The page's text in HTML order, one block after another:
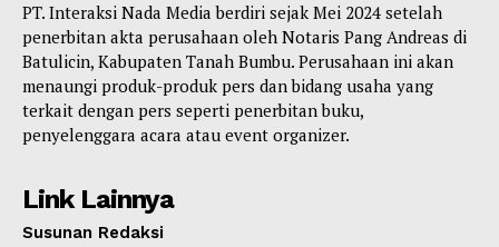
PT. Interaksi Nada Media berdiri sejak Mei 2024 setelah
penerbitan akta perusahaan oleh Notaris Pang Andreas di
Batulicin, Kabupaten Tanah Bumbu. Perusahaan ini akan
menaungi produk-produk pers dan bidang usaha yang
terkait dengan pers seperti penerbitan buku,
penyelenggara acara atau event organizer.
Link Lainnya
Susunan Redaksi